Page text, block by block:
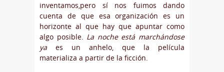
inventamos,pero sí nos fuimos dando
cuenta de que esa organización es un
horizonte al que hay que apuntar como
algo posible. La noche está marchándose
ya es un anhelo, que la película
materializa a partir de la ficción.